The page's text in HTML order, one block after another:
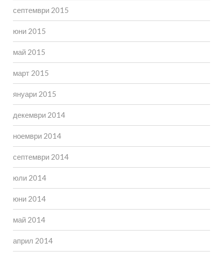
септември 2015
юни 2015
май 2015
март 2015
януари 2015
декември 2014
ноември 2014
септември 2014
юли 2014
юни 2014
май 2014
април 2014